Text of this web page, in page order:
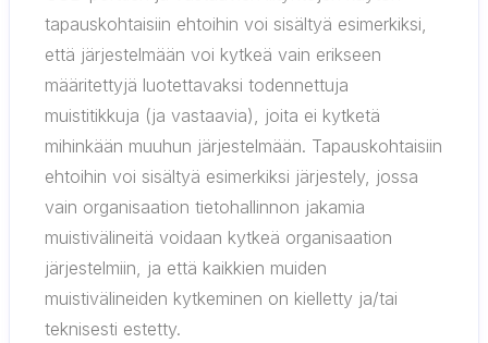
tapauskohtaisiin ehtoihin voi sisältyä esimerkiksi,
että järjestelmään voi kytkeä vain erikseen
määritettyjä luotettavaksi todennettuja
muistitikkuja (ja vastaavia), joita ei kytketä
mihinkään muuhun järjestelmään. Tapauskohtaisiin
ehtoihin voi sisältyä esimerkiksi järjestely, jossa
vain organisaation tietohallinnon jakamia
muistivälineitä voidaan kytkeä organisaation
järjestelmiin, ja että kaikkien muiden
muistivälineiden kytkeminen on kielletty ja/tai
teknisesti estetty.